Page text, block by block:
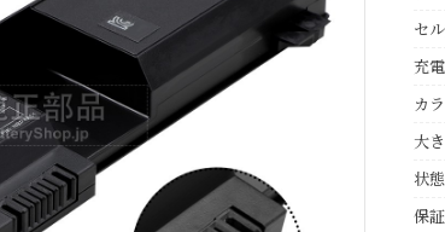
セ
充
カ
大
状態
保